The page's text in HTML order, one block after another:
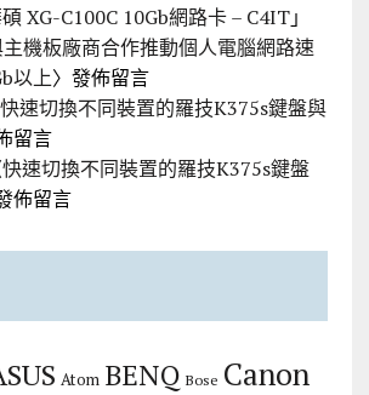
XG-C100C 10Gb網路卡 – C4IT」
機板廠商合作推動個人電腦網路速
以上〉發佈留言
快速切換不同裝置的羅技K375s鍵盤與
留言
快速切換不同裝置的羅技K375s鍵盤
佈留言
Atom BENQ Bose Canon